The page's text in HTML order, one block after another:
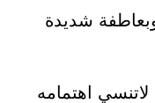
شديدة
اهتمامه